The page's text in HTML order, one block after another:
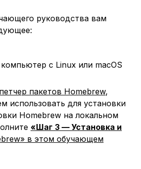
руководства вам
с Linux или macOS
пакетов Homebrew,
использовать для установки
Homebrew на локальном
«Шаг 3 — Установка и
в этом обучающем